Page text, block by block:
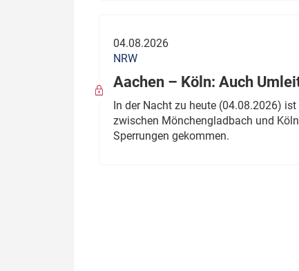
04.08.2026
NRW
Aachen – Köln: Auch
In der Nacht zu heute (04.08.2026)
zwischen Mönchengladbach und
Sperrungen gekommen.